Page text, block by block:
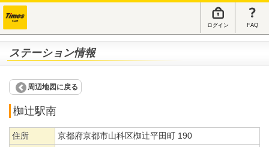
ログイン FAQ
ステーション情報
周辺地図に戻る
椥辻駅南
住所 京都府京都市山科区椥辻平田町 190